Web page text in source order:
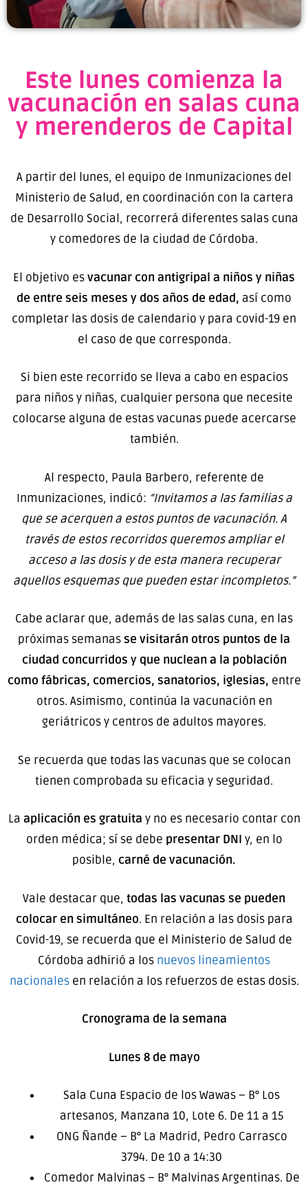
Este lunes comienza la
vacunación en salas cuna
y merenderos de Capital
A partir del lunes, el equipo de Inmunizaciones del
Ministerio de Salud, en coordinación con la cartera
de Desarrollo Social, recorrerá diferentes salas cuna
y comedores de la ciudad de Córdoba.
El objetivo esvacunar con antigripal a niños y niñas
de entre seis meses y dos años de edad, así como
completar las dosis de calendario y para covid-19 en
el caso de que corresponda.
Si bien este recorrido se lleva a cabo en espacios
para niños y niñas, cualquier persona que necesite
colocarse alguna de estas vacunas puede acercarse
también.
Al respecto, Paula Barbero, referente de
Inmunizaciones, indicó: “Invitamos a las familias a
que se acerquen a estos puntos de vacunación. A
través de estos recorridos queremos ampliar el
acceso a las dosis y de esta manera recuperar
aquellos esquemas que pueden estar incompletos.”
Cabe aclarar que, además de las salas cuna, en las
próximas semanas se visitarán otros puntos de la
ciudad concurridos y que nuclean a la población
como fábricas, comercios, sanatorios, iglesias, entre
otros. Asimismo, continúa la vacunación en
geriátricos y centros de adultos mayores.
Se recuerda que todas las vacunas que se colocan
tienen comprobada su eficacia y seguridad.
La aplicación es gratuita y no es necesario contar con
orden médica; sí se debe presentar DNI y, en lo
posible, carné de vacunación.
Vale destacar que, todas las vacunas se pueden
colocar en simultáneo. En relación a las dosis para
Covid-19, se recuerda que el Ministerio de Salud de
Córdoba adhirió a los nuevos lineamientos
nacionalesen relación a los refuerzos de estas dosis.
Cronograma de la semana
Lunes 8 de mayo
Sala Cuna Espacio de los Wawas – B° Los
artesanos, Manzana 10, Lote 6. De 11 a 15
ONG Ñande – B° La Madrid, Pedro Carrasco
3794. De 10 a 14:30
Comedor Malvinas – B° Malvinas Argentinas. De